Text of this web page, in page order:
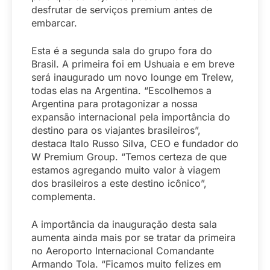
desfrutar de serviços premium antes de
embarcar.
Esta é a segunda sala do grupo fora do
Brasil. A primeira foi em Ushuaia e em breve
será inaugurado um novo lounge em Trelew,
todas elas na Argentina. “Escolhemos a
Argentina para protagonizar a nossa
expansão internacional pela importância do
destino para os viajantes brasileiros”,
destaca Italo Russo Silva, CEO e fundador do
W Premium Group. “Temos certeza de que
estamos agregando muito valor à viagem
dos brasileiros a este destino icônico”,
complementa.
A importância da inauguração desta sala
aumenta ainda mais por se tratar da primeira
no Aeroporto Internacional Comandante
Armando Tola. “Ficamos muito felizes em